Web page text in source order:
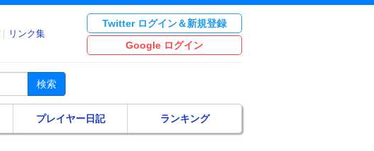
リンク集
Twitter ログイン＆新規登録
Google ログイン
検索
プレイヤー日記 ランキング